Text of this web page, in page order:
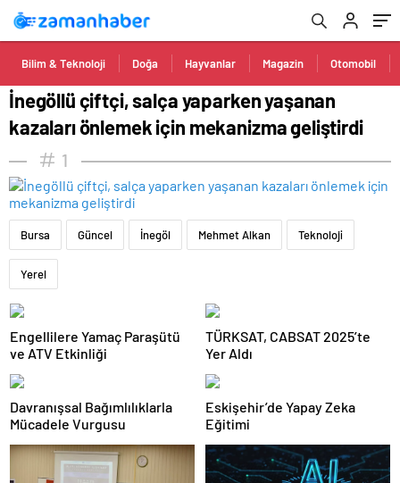
Bilim & Teknoloji Doğa Hayvanlar Magazin Otomobil
İnegöllü çiftçi, salça yaparken yaşanan
kazaları önlemek için mekanizma geliştirdi
1
Bursa Güncel İnegöl Mehmet Alkan Teknoloji
Yerel
Engellilere Yamaç Paraşütü
ve ATV Etkinliği
TÜRKSAT, CABSAT 2025’te
Yer Aldı
Davranışsal Bağımlılıklarla
Mücadele Vurgusu
Eskişehir’de Yapay Zeka
Eğitimi